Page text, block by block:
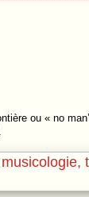
ou « no